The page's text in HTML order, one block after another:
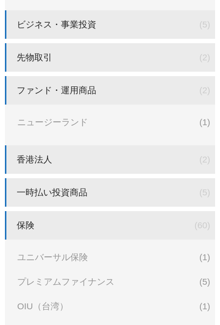
ビジネス・事業投資 (5)
先物取引 (2)
ファンド・運用商品 (2)
ニュージーランド (1)
香港法人 (2)
一時払い投資商品 (5)
保険 (60)
ユニバーサル保険 (1)
プレミアムファイナンス (5)
OIU（台湾） (1)